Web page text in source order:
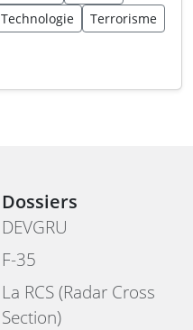
Technologie
Terrorisme
Dossiers
DEVGRU
F-35
La RCS (Radar Cross
Section)